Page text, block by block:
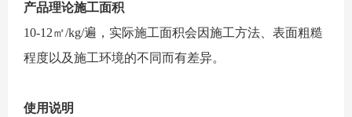
产品理论施工面积
10-12㎡/kg/遍，实际施工面积会因施工方法、表面粗糙
程度以及施工环境的不同而有差异。
使用说明